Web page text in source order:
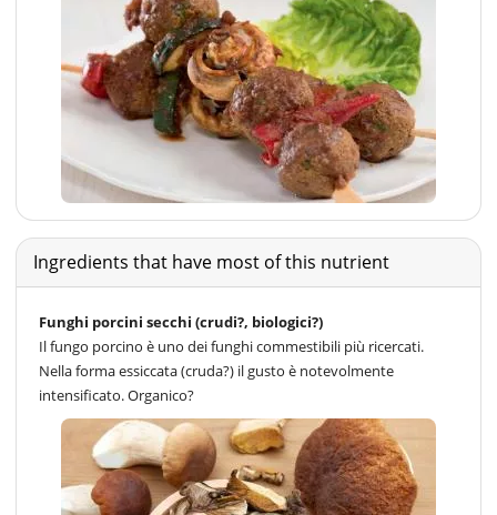
Ingredients that have most of this nutrient
Funghi porcini secchi (crudi?, biologici?)
Il fungo porcino è uno dei funghi commestibili più ricercati.
Nella forma essiccata (cruda?) il gusto è notevolmente
intensificato. Organico?